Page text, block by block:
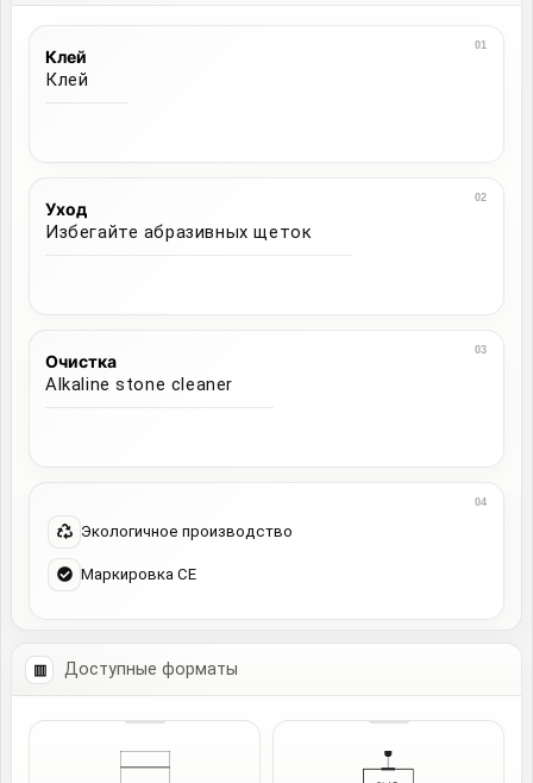
Клей
Клей
Уход
Избегайте абразивных щеток
Очистка
Alkaline stone cleaner
Экологичное производство
Маркировка CE
Доступные форматы